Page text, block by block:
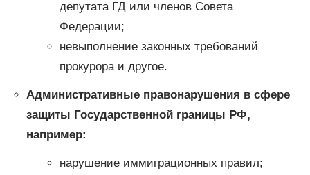
депутата ГД или членов Совета
Федерации;
невыполнение законных требований
прокурора и другое.
Административные правонарушения в сфере
защиты Государственной границы РФ,
например:
нарушение иммиграционных правил;